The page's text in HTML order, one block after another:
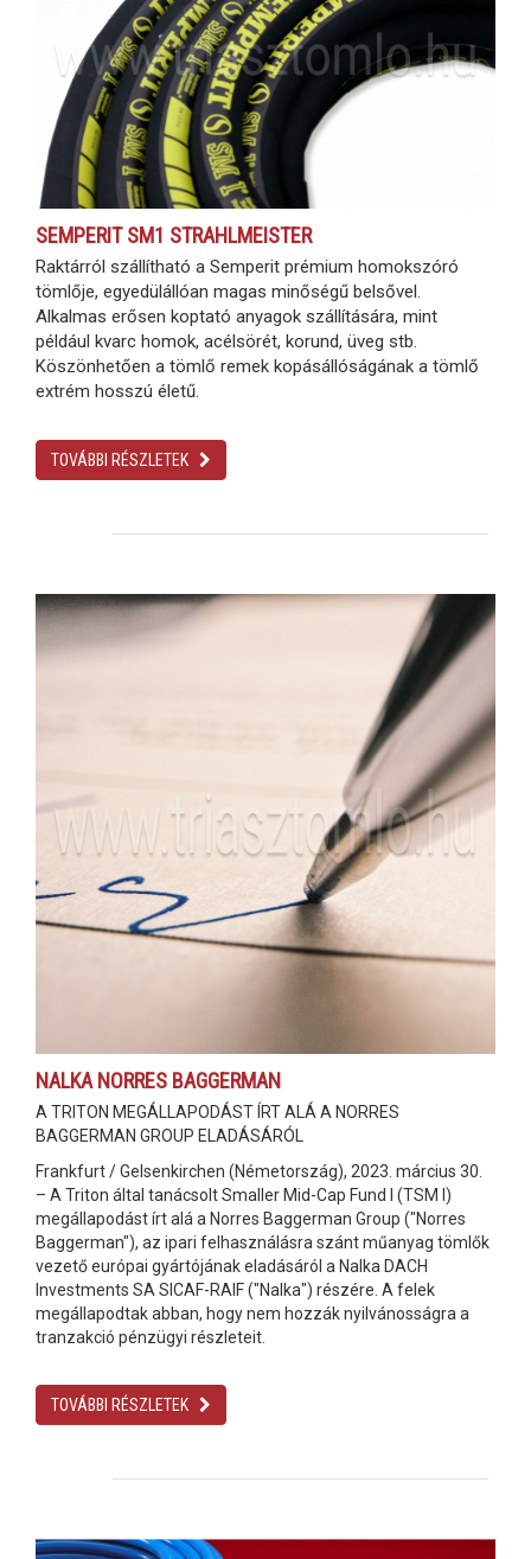
SEMPERIT SM1 STRAHLMEISTER
Raktárról szállítható a Semperit prémium homokszóró
tömlője, egyedülállóan magas minőségű belsővel.
Alkalmas erősen koptató anyagok szállítására, mint
például kvarc homok, acélsörét, korund, üveg stb.
Köszönhetően a tömlő remek kopásállóságának a tömlő
extrém hosszú életű.
TOVÁBBI RÉSZLETEK
NALKA NORRES BAGGERMAN
A TRITON MEGÁLLAPODÁST ÍRT ALÁ A NORRES
BAGGERMAN GROUP ELADÁSÁRÓL
Frankfurt / Gelsenkirchen (Németország), 2023. március 30.
– A Triton által tanácsolt Smaller Mid-Cap Fund I (TSM I)
megállapodást írt alá a Norres Baggerman Group ("Norres
Baggerman"), az ipari felhasználásra szánt műanyag tömlők
vezető európai gyártójának eladásáról a Nalka DACH
Investments SA SICAF-RAIF ("Nalka") részére. A felek
megállapodtak abban, hogy nem hozzák nyilvánosságra a
tranzakció pénzügyi részleteit.
TOVÁBBI RÉSZLETEK